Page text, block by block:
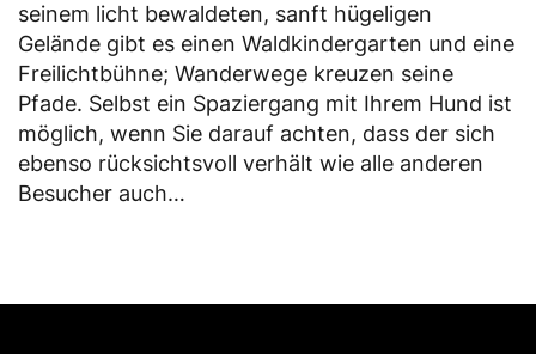
seinem licht bewaldeten, sanft hügeligen
Gelände gibt es einen Waldkindergarten und eine
Freilichtbühne; Wanderwege kreuzen seine
Pfade. Selbst ein Spaziergang mit Ihrem Hund ist
möglich, wenn Sie darauf achten, dass der sich
ebenso rücksichtsvoll verhält wie alle anderen
Besucher auch…